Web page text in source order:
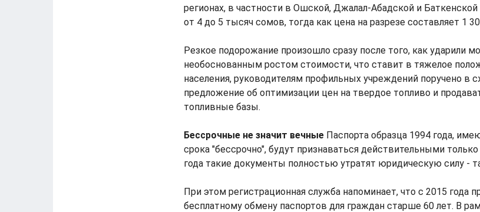
регионах, в частности в Ошской, Джалал-Абадской и Баткенской
от 4 до 5 тысяч сомов, тогда как цена на разрезе составляет 1
Резкое подорожание произошло сразу после того, как ударили
необоснованным ростом стоимости, что ставит в тяжелое
населения, руководителям профильных учреждений поручено в
предложение об оптимизации цен на твердое топливо и
топливные базы.
Бессрочные не значит вечные Паспорта образца 1994 года,
срока "бессрочно", будут признаваться действительными
года такие документы полностью утратят юридическую силу -
При этом регистрационная служба напоминает, что с 2015 года
бесплатному обмену паспортов для граждан старше 60 лет. В